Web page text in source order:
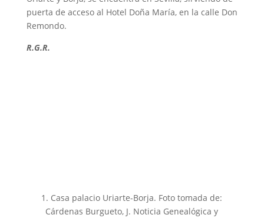
puerta de acceso al Hotel Doña María, en la calle Don
Remondo.
R.G.R.
1. Casa palacio Uriarte-Borja. Foto tomada de:
Cárdenas Burgueto, J. Noticia Genealógica y